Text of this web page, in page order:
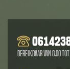
Bereikbaar van 8.00